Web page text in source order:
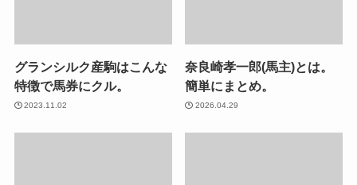
グランシルク産駒はこんな
特徴で馬券にクル。
2023.11.02
奈良崎孝一郎(馬主)とは。
簡単にまとめ。
2026.04.29